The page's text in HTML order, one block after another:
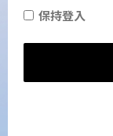
保持登入